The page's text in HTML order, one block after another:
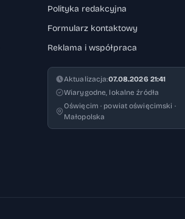
Polityka redakcyjna
Formularz kontaktowy
Reklama i współpraca
Aktualizacja:07.08.2026 21:41
Wiarygodne, lokalne źródła
Oświęcim · powiat oświęcimski ·
Małopolska